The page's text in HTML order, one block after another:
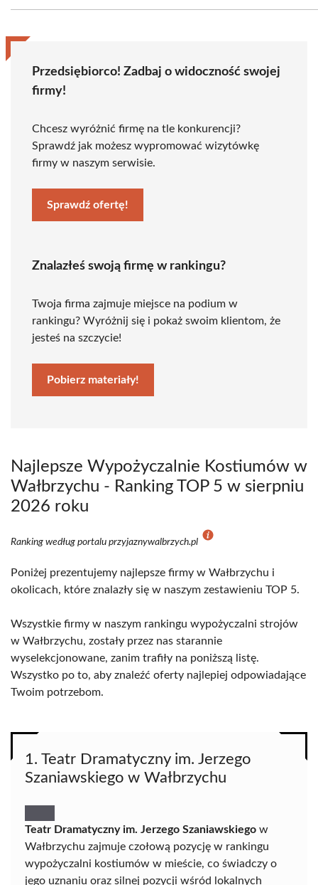
Przedsiębiorco! Zadbaj o widoczność swojej
firmy!
Chcesz wyróżnić firmę na tle konkurencji?
Sprawdź jak możesz wypromować wizytówkę
firmy w naszym serwisie.
Sprawdź ofertę!
Znalazłeś swoją firmę w rankingu?
Twoja firma zajmuje miejsce na podium w
rankingu? Wyróżnij się i pokaż swoim klientom, że
jesteś na szczycie!
Pobierz materiały!
Najlepsze Wypożyczalnie Kostiumów w
Wałbrzychu - Ranking TOP 5 w sierpniu
2026 roku
Ranking według portalu przyjaznywalbrzych.pl
Poniżej prezentujemy najlepsze firmy w Wałbrzychu i
okolicach, które znalazły się w naszym zestawieniu TOP 5.
Wszystkie firmy w naszym rankingu wypożyczalni strojów
w Wałbrzychu, zostały przez nas starannie
wyselekcjonowane, zanim trafiły na poniższą listę.
Wszystko po to, aby znaleźć oferty najlepiej odpowiadające
Twoim potrzebom.
1. Teatr Dramatyczny im. Jerzego
Szaniawskiego w Wałbrzychu
Teatr Dramatyczny im. Jerzego Szaniawskiego w
Wałbrzychu zajmuje czołową pozycję w rankingu
wypożyczalni kostiumów w mieście, co świadczy o
jego uznaniu oraz silnej pozycji wśród lokalnych